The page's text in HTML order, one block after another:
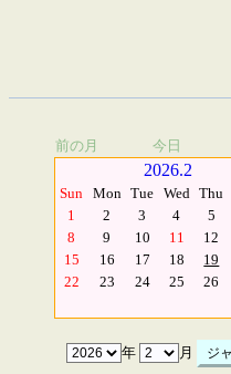
前の月 今日
2026.2
Sun Mon Tue Wed Thu
1
2 3 4 5
8
9 10 11 12
15
16 17 18 19
22
23 24 25 26
年 月